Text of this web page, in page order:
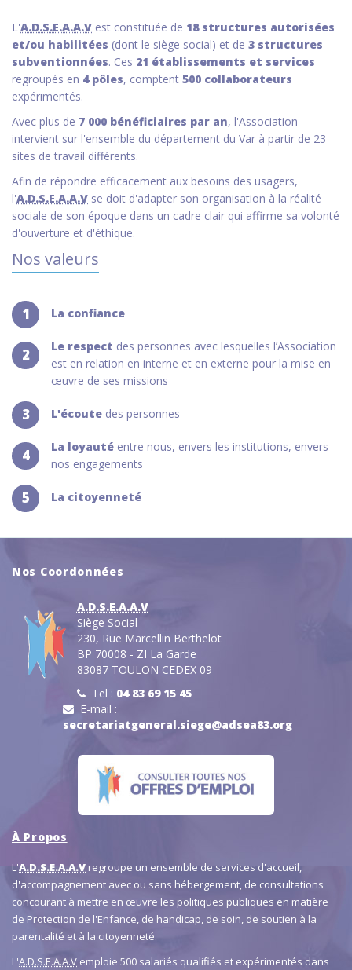
L'A.D.S.E.A.A.V est constituée de 18 structures autorisées
et/ou habilitées (dont le siège social) et de 3 structures
subventionnées. Ces 21 établissements et services
regroupés en 4 pôles, comptent 500 collaborateurs
expérimentés.
Avec plus de 7 000 bénéficiaires par an, l'Association
intervient sur l'ensemble du département du Var à partir de 23
sites de travail différents.
Afin de répondre efficacement aux besoins des usagers,
l'A.D.S.E.A.A.V se doit d'adapter son organisation à la réalité
sociale de son époque dans un cadre clair qui affirme sa volonté
d'ouverture et d'éthique.
Nos valeurs
1 La confiance
2 Le respect des personnes avec lesquelles l’Association
est en relation en interne et en externe pour la mise en
œuvre de ses missions
3 L'écoute des personnes
4 La loyauté entre nous, envers les institutions, envers
nos engagements
5 La citoyenneté
Nos Coordonnées
A.D.S.E.A.A.V
Siège Social
230, Rue Marcellin Berthelot
BP 70008 - ZI La Garde
83087 TOULON CEDEX 09
Tel : 04 83 69 15 45
E-mail :
secretariatgeneral.siege@adsea83.org
À Propos
L'A.D.S.E.A.A.Vregroupe un ensemble de services d'accueil,
d'accompagnement avec ou sans hébergement, de consultations
concourant à mettre en œuvre les politiques publiques en matière
de Protection de l'Enfance, de handicap, de soin, de soutien à la
parentalité et à la citoyenneté.
L'A.D.S.E.A.A.V emploie 500 salariés qualifiés et expérimentés dans